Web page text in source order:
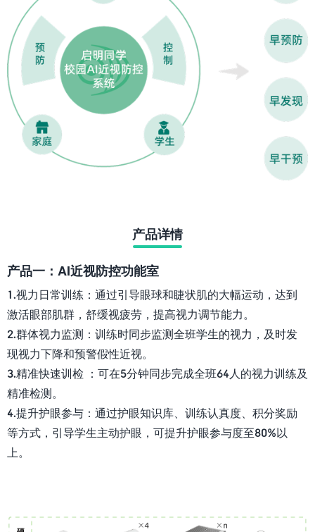
产品详情
产品一：AI近视防控功能室
1.视力日常训练：通过引导眼球和睫状肌的大幅运动，达到
激活眼部肌群，舒缓视疲劳，提高视力调节能力。
2.群体视力监测：训练时同步监测全班学生的视力，及时发
现视力下降和预警假性近视。
3.精准快速训检 ：可在5分钟同步完成全班64人的视力训练及
精准检测。
4.提升护眼参与：通过护眼知识库、训练认真度、积分奖励
等方式，引导学生主动护眼，可提升护眼参与度至80%以
上。